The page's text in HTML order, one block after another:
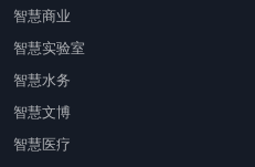
智慧商业
智慧实验室
智慧水务
智慧文博
智慧医疗